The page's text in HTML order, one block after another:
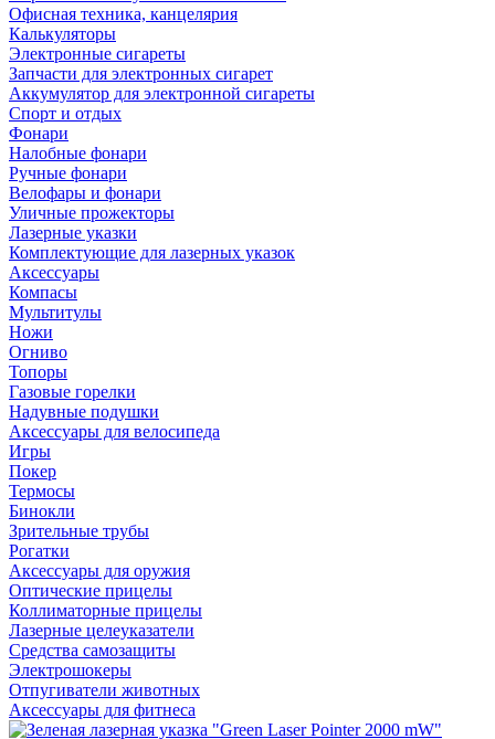
Офисная техника, канцелярия
Калькуляторы
Электронные сигареты
Запчасти для электронных сигарет
Аккумулятор для электронной сигареты
Спорт и отдых
Фонари
Налобные фонари
Ручные фонари
Велофары и фонари
Уличные прожекторы
Лазерные указки
Комплектующие для лазерных указок
Аксессуары
Компасы
Мультитулы
Ножи
Огниво
Топоры
Газовые горелки
Надувные подушки
Аксессуары для велосипеда
Игры
Покер
Термосы
Бинокли
Зрительные трубы
Рогатки
Аксессуары для оружия
Оптические прицелы
Коллиматорные прицелы
Лазерные целеуказатели
Средства самозащиты
Электрошокеры
Отпугиватели животных
Аксессуары для фитнеса